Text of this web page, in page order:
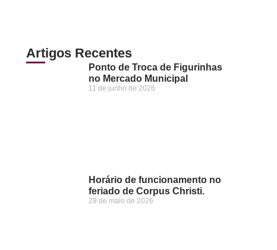
Artigos Recentes
Ponto de Troca de Figurinhas
no Mercado Municipal
11 de junho de 2026
Horário de funcionamento no
feriado de Corpus Christi.
29 de maio de 2026